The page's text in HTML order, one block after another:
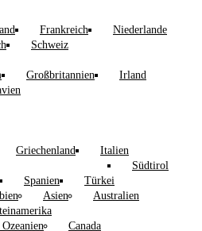
Frankreich
Niederlande
Schweiz
Großbritannien
Irland
Griechenland
Italien
Südtirol
Spanien
Türkei
Asien
Australien
Canada